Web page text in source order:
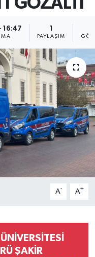
16:47 1
PAYLAŞIM
A- A+
ŞAKİR